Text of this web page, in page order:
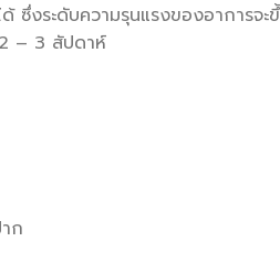
ซึ่งระดับความรุนแรงของอาการจ
2 – 3 สัปดาห์
ก